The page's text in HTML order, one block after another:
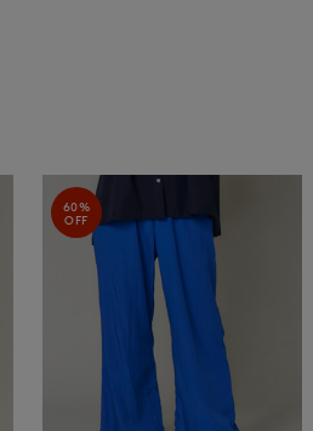
60%
OFF